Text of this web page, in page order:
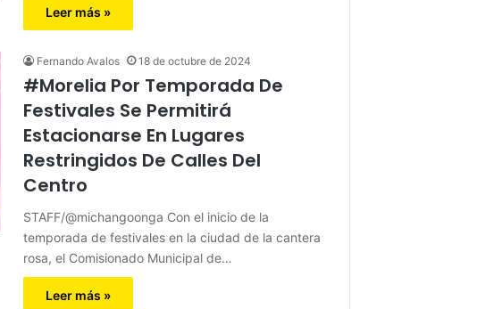
Leer más »
Fernando Avalos 18 de octubre de 2024
#Morelia Por Temporada De
Festivales Se Permitirá
Estacionarse En Lugares
Restringidos De Calles Del
Centro
STAFF/@michangoonga Con el inicio de la
temporada de festivales en la ciudad de la cantera
rosa, el Comisionado Municipal de…
Leer más »